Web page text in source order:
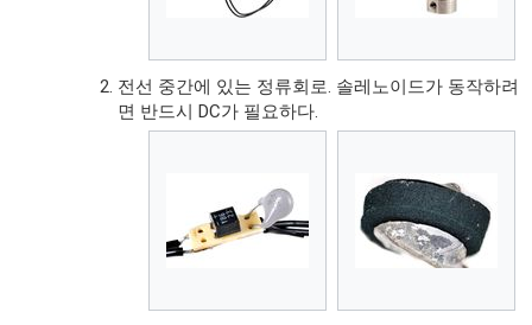
전선 중간에 있는 정류회로. 솔레노이드가 동작하려
면 반드시 DC가 필요하다.